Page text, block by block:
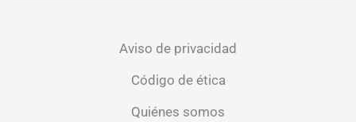
Aviso de privacidad
Código de ética
Quiénes somos